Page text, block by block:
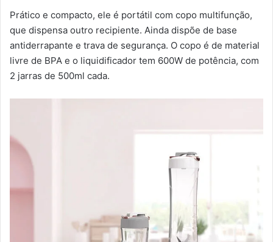
Prático e compacto, ele é portátil com copo multifunção,
que dispensa outro recipiente. Ainda dispõe de base
antiderrapante e trava de segurança. O copo é de material
livre de BPA e o liquidificador tem 600W de potência, com
2 jarras de 500ml cada.